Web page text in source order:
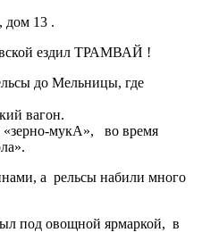
дом 13 .
ездил ТРАМВАЙ !
до Мельницы, где
вагон.
«зерно-мукА», во время
а рельсы набили много
под овощной ярмаркой, в